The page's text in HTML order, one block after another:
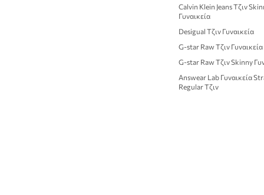
Calvin Klein Jeans Τζιν
Γυναικεία
Desigual Τζιν Γυναικεία
G-star Raw Τζιν Γυναικεία
G-star Raw Τζιν Skinny
Answear Lab Γυναικεία
Regular Τζιν